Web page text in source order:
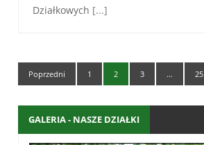
Działkowych [...]
Poprzedni 1 2 3 … 25
GALERIA - NASZE DZIAŁKI